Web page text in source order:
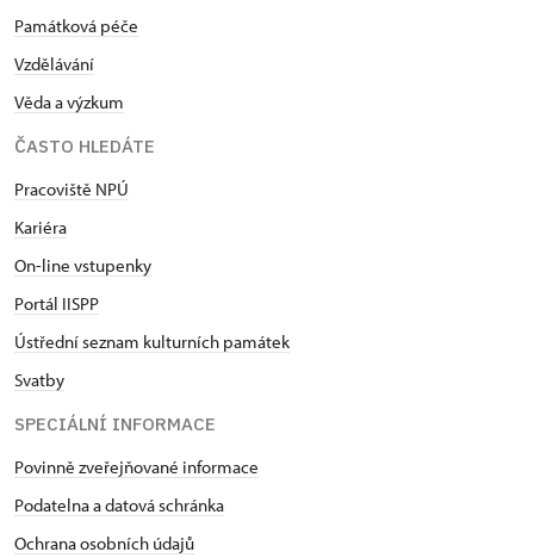
Památková péče
Vzdělávání
Věda a výzkum
ČASTO HLEDÁTE
Pracoviště NPÚ
Kariéra
On-line vstupenky
Portál IISPP
Ústřední seznam kulturních památek
Svatby
SPECIÁLNÍ INFORMACE
Povinně zveřejňované informace
Podatelna a datová schránka
Ochrana osobních údajů